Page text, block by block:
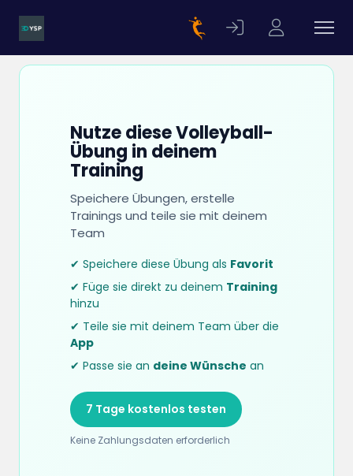
Nutze diese Volleyball-
Übung in deinem
Training
Speichere Übungen, erstelle
Trainings und teile sie mit deinem
Team
✔ Speichere diese Übung als Favorit
✔ Füge sie direkt zu deinem Training
hinzu
✔ Teile sie mit deinem Team über die
App
✔ Passe sie an deine Wünsche an
7 Tage kostenlos testen
Keine Zahlungsdaten erforderlich